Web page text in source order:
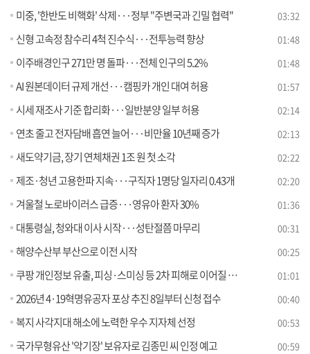
미중, '한반도 비핵화' 삭제···정부 "주변국과 긴밀 협력" 03:32
신형 고속정 참수리 4척 진수식···전투능력 향상 01:48
이주배경인구 271만 명 돌파···전체 인구의 5.2% 01:48
AI 원본데이터 규제 개선···캠핑카 개인 대여 허용 01:57
시세 재조사 기준 합리화···일반분양 일부 허용 02:14
연초 줄고 전자담배 흡연 늘어···비만율 10년째 증가 02:13
새도약기금, 장기 연체채권 1조 원 첫 소각 02:22
제조·청년 고용한파 지속···구직자 1명당 일자리 0.43개 02:20
겨울철 노로바이러스 급증···영유아 환자 30% 01:36
대통령실, 청와대 이사 시작···성탄절쯤 마무리 00:31
해양수산부 부산으로 이전 시작 00:25
쿠팡 개인정보 유출, 피싱·스미싱 등 2차 피해로 이어질 수 있어 '방심은 금물' 01:01
2026년 4·19혁명유공자 포상 추진 8일부터 신청 접수 00:40
복지 사각지대 해소에 노력한 우수 지자체 선정 00:53
국가무형유산 '악기장' 보유자로 김종민 씨 인정 예고 00:59